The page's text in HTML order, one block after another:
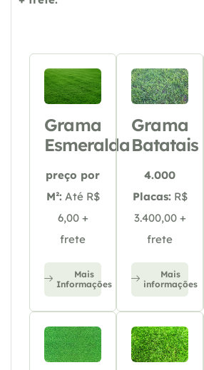
Grama
Esmeralda
preço por
M²: Até R$
6,00 +
frete
Mais
Informações
Grama
Batatais
4.000
Placas: R$
3.400,00 +
frete
Mais
informações